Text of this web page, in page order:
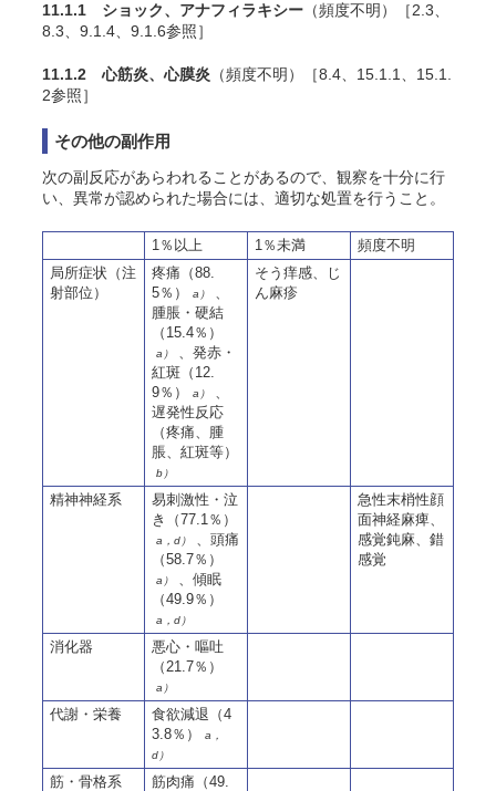
11.1.1 ショック、アナフィラキシー （頻度不明）［2.3、
8.3、9.1.4、9.1.6参照］
11.1.2 心筋炎、心膜炎 （頻度不明）［8.4、15.1.1、15.1.
2参照］
その他の副作用
次の副反応があらわれることがあるので、観察を十分に行
い、異常が認められた場合には、適切な処置を行うこと。
1％以上 1％未満
頻度不明
局所症状（注
射部位）
疼痛（88.
5％）
a）
、
腫脹・硬結
（15.4％）
a）
、発赤・
紅斑（12.
9％）
a）
、
遅発性反応
（疼痛、腫
脹、紅斑等）
b）
そう痒感、じ
ん麻疹
精神神経系
易刺激性・泣
き（77.1％）
a，d）
、頭痛
（58.7％）
a）
、傾眠
（49.9％）
a，d）
急性末梢性顔
面神経麻痺、
感覚鈍麻、錯
感覚
消化器
悪心・嘔吐
（21.7％）
a）
代謝・栄養
食欲減退（4
3.8％）
a，
d）
筋・骨格系
筋肉痛（49.